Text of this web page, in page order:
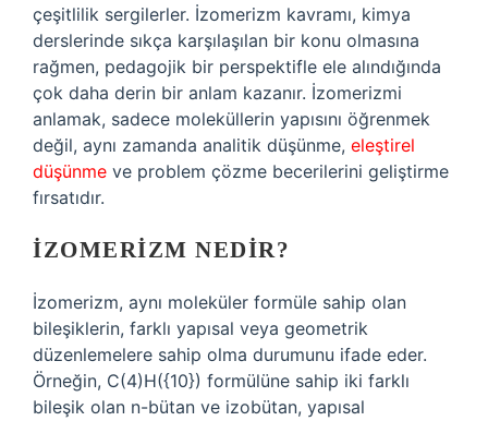
çeşitlilik sergilerler. İzomerizm kavramı, kimya
derslerinde sıkça karşılaşılan bir konu olmasına
rağmen, pedagojik bir perspektifle ele alındığında
çok daha derin bir anlam kazanır. İzomerizmi
anlamak, sadece moleküllerin yapısını öğrenmek
değil, aynı zamanda analitik düşünme, eleştirel
düşünme ve problem çözme becerilerini geliştirme
fırsatıdır.
İZOMERIZM NEDIR?
İzomerizm, aynı moleküler formüle sahip olan
bileşiklerin, farklı yapısal veya geometrik
düzenlemelere sahip olma durumunu ifade eder.
Örneğin, C(4)H({10}) formülüne sahip iki farklı
bileşik olan n-bütan ve izobütan, yapısal